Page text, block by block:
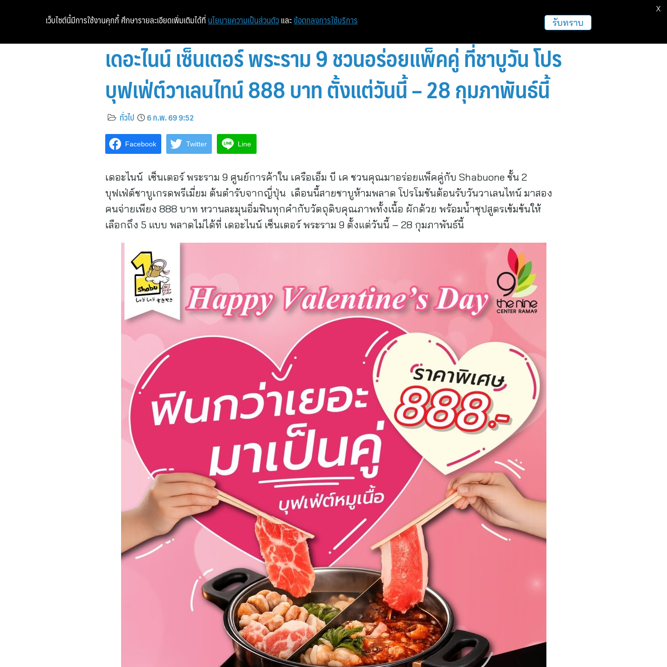
หน้าแรก ท่องเที่ยว ฝากข่าวประชาสัมพันธ์
เดอะไนน์ เซ็นเตอร์ พระราม 9 ชวนอร่อยแพ็คคู่ ที่ชาบูวัน โปร
บุฟเฟ่ต์วาเลนไทน์ 888 บาท ตั้งแต่วันนี้ – 28 กุมภาพันธ์นี้
ทั่วไป 6 ก.พ. 69 9:52
Facebook Twitter Line
เดอะไนน์ เซ็นเตอร์ พระราม 9 ศูนย์การค้าใน เครือเอ็ม บี เค ชวนคุณมาอร่อยแพ็คคู่กับ Shabuone ชั้น 2
บุฟเฟ่ต์ชาบูเกรดพรีเมี่ยม ต้นตำรับจากญี่ปุ่น เดือนนี้สายชาบูห้ามพลาด โปรโมชันต้อนรับวันวาเลนไทน์ มาสอง
คนจ่ายเพียง 888 บาท หวานละมุนอิ่มฟินทุกคำกับวัตถุดิบคุณภาพทั้งเนื้อ ผักด้วย พร้อมน้ำซุปสูตรเข้มข้นให้
เลือกถึง 5 แบบ พลาดไม่ได้ที่ เดอะไนน์ เซ็นเตอร์ พระราม 9 ตั้งแต่วันนี้ – 28 กุมภาพันธ์นี้
เว็บไซต์นี้มีการใช้งานคุกกี้ ศึกษารายละเอียดเพิ่มเติมได้ที่ นโยบายความเป็นส่วนตัว และ ข้อตกลงการใช้บริการ รับทราบ
X